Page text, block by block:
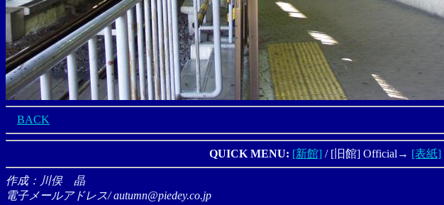
BACK
QUICK MENU: [新館] / [旧館] Official→ [表紙]
作成：川俣 晶
電子メールアドレス/ autumn@piedey.co.jp